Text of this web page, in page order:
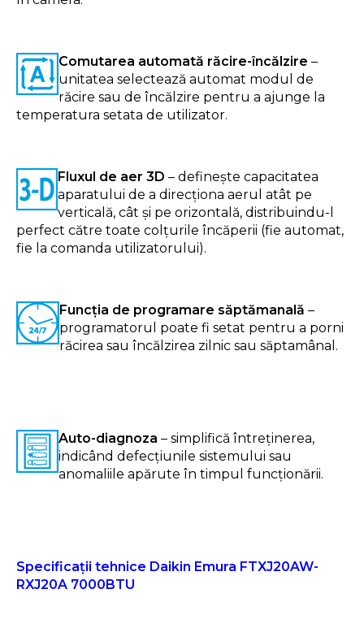
Comutarea automată răcire-încălzire –
unitatea selectează automat modul de
răcire sau de încălzire pentru a ajunge la
temperatura setata de utilizator.
Fluxul de aer 3D – definește capacitatea
aparatului de a direcționa aerul atât pe
verticală, cât și pe orizontală, distribuindu-l
perfect către toate colțurile încăperii (fie automat,
fie la comanda utilizatorului).
Funcția de programare săptămanală –
programatorul poate fi setat pentru a porni
răcirea sau încălzirea zilnic sau săptamânal.
Auto-diagnoza – simplifică întreținerea,
indicând defecțiunile sistemului sau
anomaliile apărute în timpul funcționării.
Specificații tehnice Daikin Emura FTXJ20AW-
RXJ20A 7000BTU